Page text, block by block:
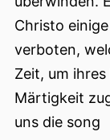
Christo
verboten,
Zeit, um
Märtigkeit
uns die song